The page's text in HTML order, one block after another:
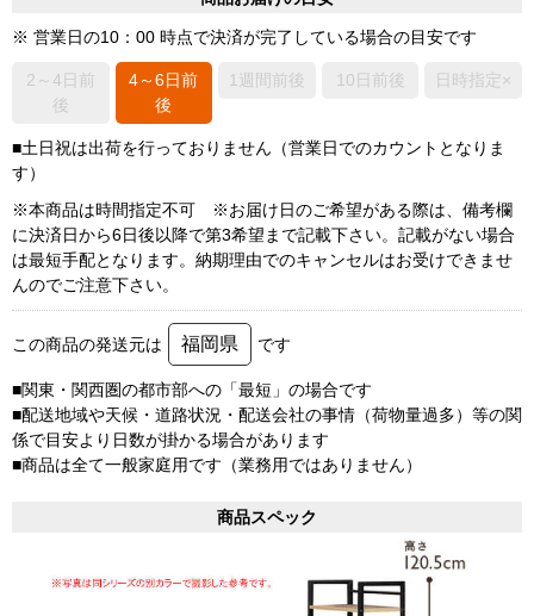
※ 営業日の10：00 時点で決済が完了している場合の目安です
2～4日前
後
4～6日前
後
1週間前後 10日前後 日時指定×
■土日祝は出荷を行っておりません（営業日でのカウントとなりま
す）
※本商品は時間指定不可 ※お届け日のご希望がある際は、備考欄
に決済日から6日後以降で第3希望まで記載下さい。記載がない場合
は最短手配となります。納期理由でのキャンセルはお受けできませ
んのでご注意下さい。
この商品の発送元は 福岡県 です
■関東・関西圏の都市部への「最短」の場合です
■配送地域や天候・道路状況・配送会社の事情（荷物量過多）等の関
係で目安より日数が掛かる場合があります
■商品は全て一般家庭用です（業務用ではありません）
商品スペック